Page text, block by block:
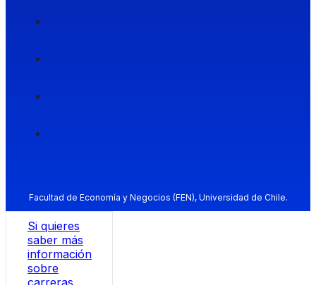
Facultad de Economía y Negocios (FEN), Universidad de Chile.
Si quieres
saber más
información
sobre
carreras